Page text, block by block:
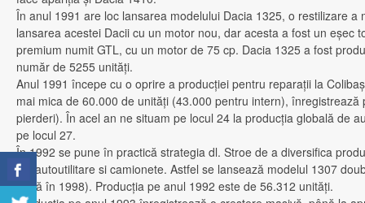
În anul 1991 are loc lansarea modelului Dacia 1325, o restilizare a
lansarea acestei Dacii cu un motor nou, dar acesta a fost un eşec
premium numit GTL, cu un motor de 75 cp. Dacia 1325 a fost
număr de 5255 unităţi.
Anul 1991 începe cu o oprire a producţiei pentru reparaţii la
mai mica de 60.000 de unităţi (43.000 pentru intern),
pierderi). În acel an ne situam pe locul 24 la producţia globală de
pe locul 27.
În 1992 se pune în practică strategia dl. Stroe de a diversifica
noi autoutilitare si camionete. Astfel se lansează modelul 1307
până în 1998). Producţia pe anul 1992 este de 56.312 unităţi.